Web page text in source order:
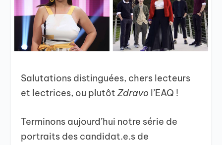
Salutations distinguées, chers lecteurs
et lectrices, ou plutôtZdravo l’EAQ !
Terminons aujourd’hui notre série de
portraits des candidat.e.s de